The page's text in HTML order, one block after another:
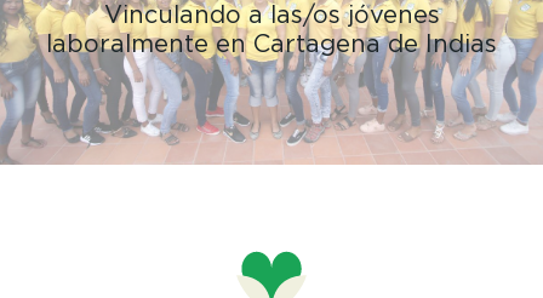
Vinculando a las/os jóvenes
laboralmente en Cartagena de Indias